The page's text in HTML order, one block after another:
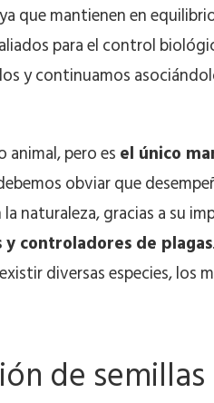
que mantienen en
para el control
y continuamos
animal, pero esel único
obviar que
naturaleza, gracias a su
controladores de plagas
diversas especies, los
de semillas